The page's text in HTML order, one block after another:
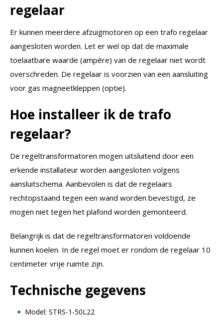
regelaar
Er kunnen meerdere afzuigmotoren op een trafo regelaar
aangesloten worden. Let er wel op dat de maximale
toelaatbare waarde (ampère) van de regelaar niet wordt
overschreden. De regelaar is voorzien van een aansluiting
voor gas magneetkleppen (optie).
Hoe installeer ik de trafo
regelaar?
De regeltransformatoren mogen uitsluitend door een
erkende installateur worden aangesloten volgens
aansluitschema. Aanbevolen is dat de regelaars
rechtopstaand tegen een wand worden bevestigd, ze
mogen niet tegen het plafond worden gemonteerd.
Belangrijk is dat de regeltransformatoren voldoende
kunnen koelen. In de regel moet er rondom de regelaar 10
centimeter vrije ruimte zijn.
Technische gegevens
Model: STRS-1-50L22